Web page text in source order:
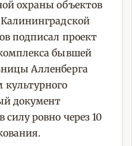
охраны объектов
подписал проект
бывшей
Алленберга
документ
ровно через 10